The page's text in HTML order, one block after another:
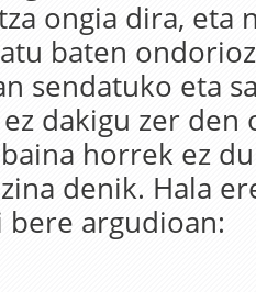
ongia dira, eta
baten
sendatuko eta
dakigu zer den
horrek ez
denik. Hala
argudioan: